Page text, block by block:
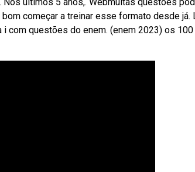
começar a treinar esse formato desde já.
com questões do enem. (enem 2023) os 100